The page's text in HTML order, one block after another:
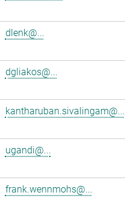
dlenk@...
dgliakos@...
kantharuban.sivalingam@...
ugandi@...
frank.wennmohs@...